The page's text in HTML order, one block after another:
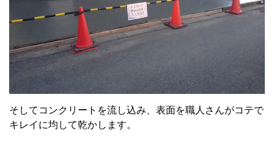
そしてコンクリートを流し込み、表面を職人さんがコテで
キレイに均して乾かします。